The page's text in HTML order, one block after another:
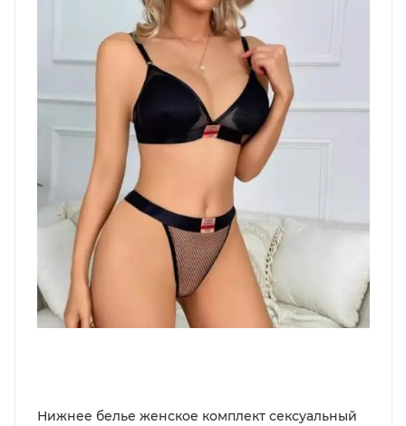
Нижнее белье женское комплект сексуальный